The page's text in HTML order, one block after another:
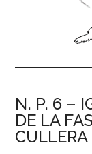
N. P. 6 –
DE LA
CULLERA